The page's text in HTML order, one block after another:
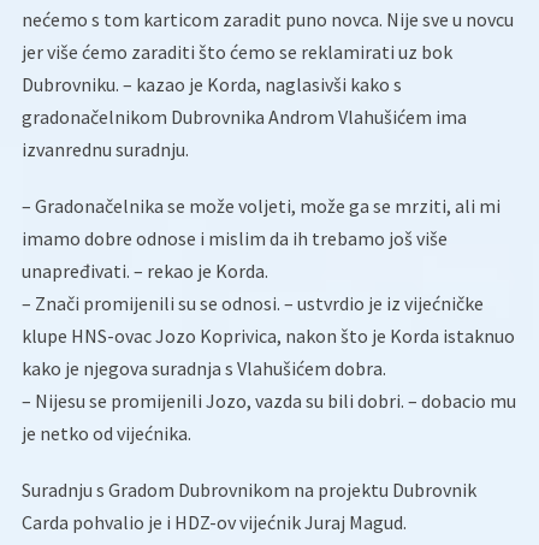
nećemo s tom karticom zaradit puno novca. Nije sve u novcu
jer više ćemo zaraditi što ćemo se reklamirati uz bok
Dubrovniku. – kazao je Korda, naglasivši kako s
gradonačelnikom Dubrovnika Androm Vlahušićem ima
izvanrednu suradnju.
– Gradonačelnika se može voljeti, može ga se mrziti, ali mi
imamo dobre odnose i mislim da ih trebamo još više
unapređivati. – rekao je Korda.
– Znači promijenili su se odnosi. – ustvrdio je iz vijećničke
klupe HNS-ovac Jozo Koprivica, nakon što je Korda istaknuo
kako je njegova suradnja s Vlahušićem dobra.
– Nijesu se promijenili Jozo, vazda su bili dobri. – dobacio mu
je netko od vijećnika.
Suradnju s Gradom Dubrovnikom na projektu Dubrovnik
Carda pohvalio je i HDZ-ov vijećnik Juraj Magud.